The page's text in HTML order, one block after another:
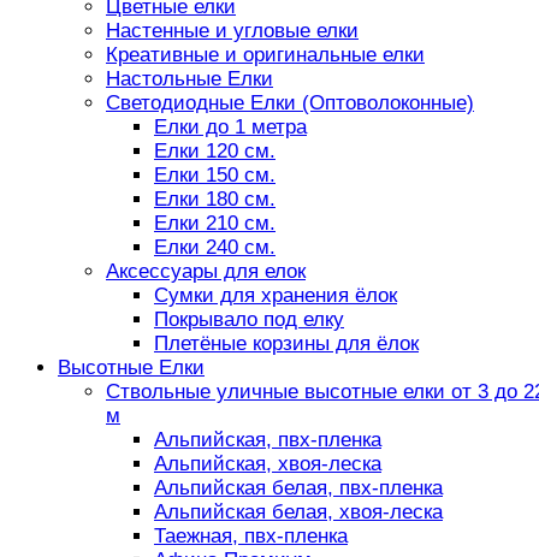
Цветные елки
Настенные и угловые елки
Креативные и оригинальные елки
Настольные Елки
Светодиодные Елки (Оптоволоконные)
Елки до 1 метра
Елки 120 см.
Елки 150 см.
Елки 180 см.
Елки 210 см.
Елки 240 см.
Аксессуары для елок
Сумки для хранения ёлок
Покрывало под елку
Плетёные корзины для ёлок
Высотные Елки
Ствольные уличные высотные елки от 3 до
м
Альпийская, пвх-пленка
Альпийская, хвоя-леска
Альпийская белая, пвх-пленка
Альпийская белая, хвоя-леска
Таежная, пвх-пленка